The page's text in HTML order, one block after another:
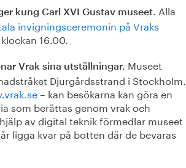
kung Carl XVI Gustav museet. Alla
invigningsceremonin på Vraks
16.00.
Vrak sina utställningar. Museet
Djurgårdsstrand i Stockholm.
– kan besökarna kan göra en
som berättas genom vrak och
av digital teknik förmedlar museet
ligga kvar på botten där de bevaras